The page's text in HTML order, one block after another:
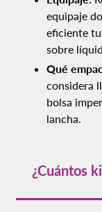
equipaje
eficiente tu
sobre
Qué
considera
bolsa
lancha.
¿Cuántos